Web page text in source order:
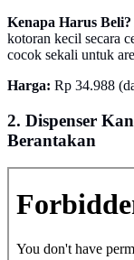
Kenapa Harus Beli?
kotoran kecil secara
cocok sekali untuk
Harga: Rp 34.988
2. Dispenser
Berantakan